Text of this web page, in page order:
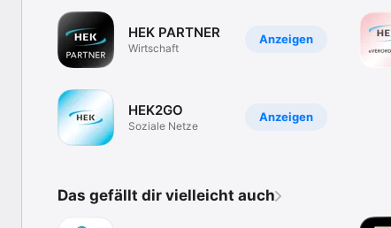
Anzeigen
HEK PARTNER
Wirtschaft
Anzeigen
HEK2GO
Soziale Netze
Das gefällt dir vielleicht auch